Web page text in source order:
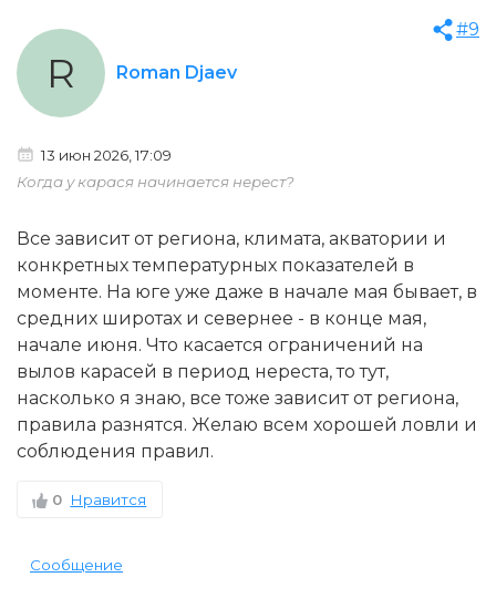
Roman Djaev
R
#9
13 июн 2026, 17:09
Когда у карася начинается нерест?
Все зависит от региона, климата, акватории и
конкретных температурных показателей в
моменте. На юге уже даже в начале мая бывает, в
средних широтах и севернее - в конце мая,
начале июня. Что касается ограничений на
вылов карасей в период нереста, то тут,
насколько я знаю, все тоже зависит от региона,
правила разнятся. Желаю всем хорошей ловли и
соблюдения правил.
0 Нравится
Сообщение